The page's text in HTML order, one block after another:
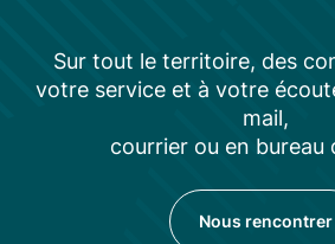
Sur tout le territoire, des
votre service et à votre
mail,
courrier ou en bureau
Nous rencontrer